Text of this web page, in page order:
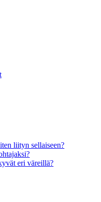
liityn sellaiseen?
eri väreillä?